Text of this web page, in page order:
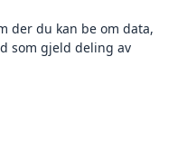
der du kan be om data,
som gjeld deling av